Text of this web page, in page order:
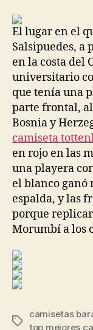
El lugar en el
Salsipuedes, a
en la costa del
universitario
que tenía una
parte frontal,
Bosnia y
camiseta
en rojo en las
una playera
el blanco ganó
espalda, y las
porque
Morumbí a los
Etiquetas
camisetas
top mejores